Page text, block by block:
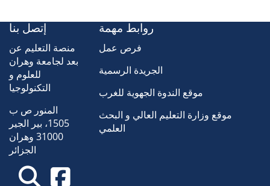
إتصل بنا
منصة التعليم عن
بعد لجامعة وهران
للعلوم و
التكنولوجيا
المنور ص ب
1505، بير الجير
31000 وهران
الجزائر
روابط مهمة
فرص عمل
الجريدة الرسمية
موقع الندوة الجهوية للغرب
موقع وزارة التعليم العالي و البحث
العلمي